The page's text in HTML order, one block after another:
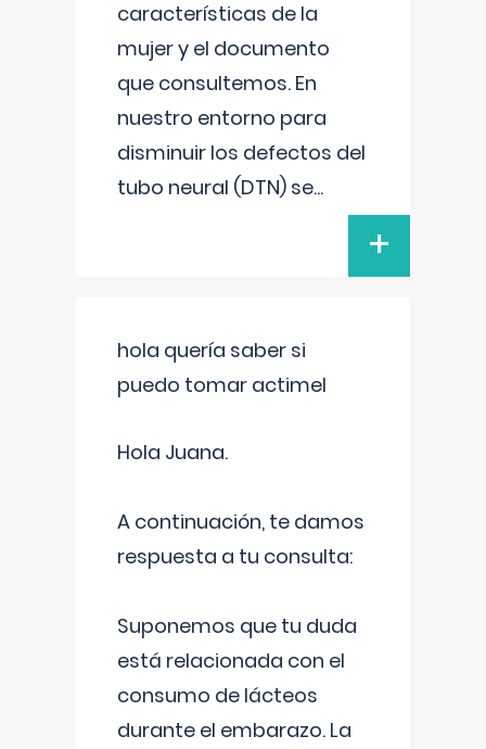
características de la
mujer y el documento
que consultemos. En
nuestro entorno para
disminuir los defectos del
tubo neural (DTN) se...
+
hola quería saber si
puedo tomar actimel
Hola Juana.
A continuación, te damos
respuesta a tu consulta:
Suponemos que tu duda
está relacionada con el
consumo de lácteos
durante el embarazo. La